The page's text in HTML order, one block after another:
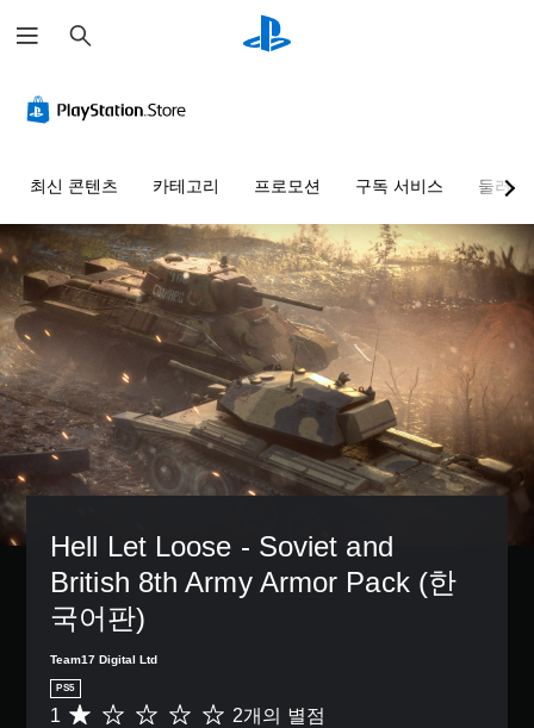
색
최신 콘텐츠 카테고리 프로모션 구독 서비스 둘러보
Hell Let Loose - Soviet and
British 8th Army Armor Pack (한
국어판)
Team17 Digital Ltd
PS5
총
1 2개의 별점